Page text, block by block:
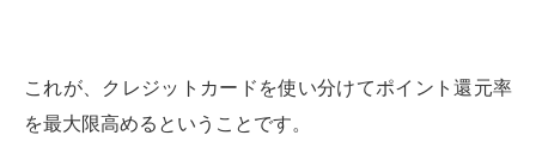
これが、クレジットカードを使い分けてポイント還元率
を最大限高めるということです。